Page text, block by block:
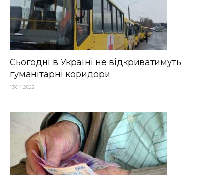
Сьогодні в Україні не відкриватимуть
гуманітарні коридори
13.04.2022